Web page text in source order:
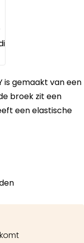
is gemaakt van een
broek zit een
een elastische